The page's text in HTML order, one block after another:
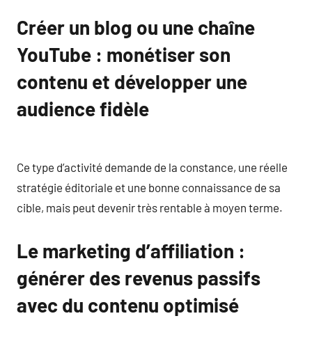
Créer un blog ou une chaîne
YouTube : monétiser son
contenu et développer une
audience fidèle
Ce type d’activité demande de la constance, une réelle
stratégie éditoriale et une bonne connaissance de sa
cible, mais peut devenir très rentable à moyen terme.
Le marketing d’affiliation :
générer des revenus passifs
avec du contenu optimisé